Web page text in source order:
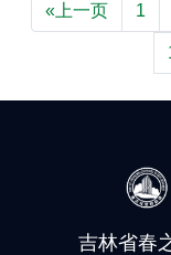
«上一页 1
吉林省春